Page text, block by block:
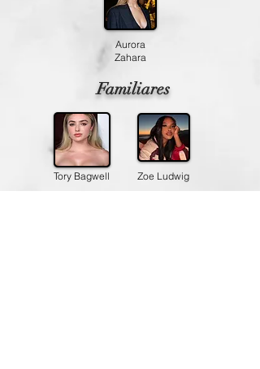
Aurora
Zahara
Familiares
Tory Bagwell Zoe Ludwig